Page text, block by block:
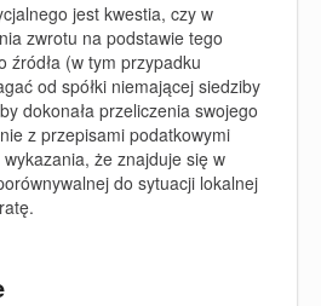
jest kwestia, czy w
zwrotu na podstawie tego
źródła (w tym przypadku
od spółki niemającej siedziby
dokonała przeliczenia swojego
z przepisami podatkowymi
że znajduje się w
do sytuacji lokalnej